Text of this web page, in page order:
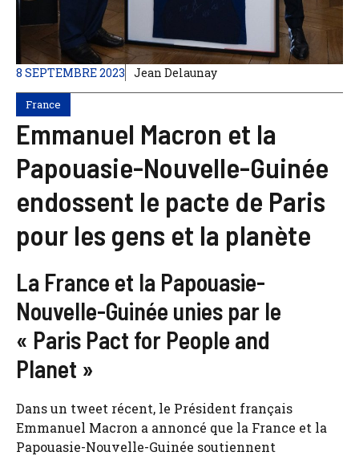
8 SEPTEMBRE 2023 Jean Delaunay
France
Emmanuel Macron et la
Papouasie-Nouvelle-Guinée
endossent le pacte de Paris
pour les gens et la planète
La France et la Papouasie-
Nouvelle-Guinée unies par le
« Paris Pact for People and
Planet »
Dans un tweet récent, le Président français
Emmanuel Macron a annoncé que la France et la
Papouasie-Nouvelle-Guinée soutiennent